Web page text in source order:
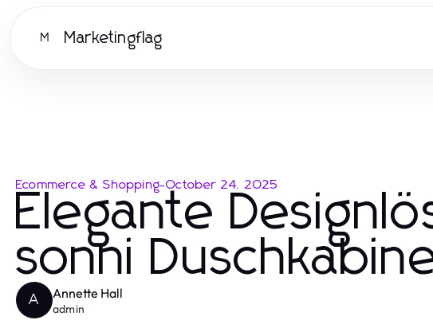
M Marketingflag
Ecommerce & Shopping-October 24, 2025
Elegante
sonni
A Annette Hall
admin